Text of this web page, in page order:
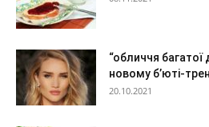
“обличчя багатої
новому б’юті-
20.10.2021